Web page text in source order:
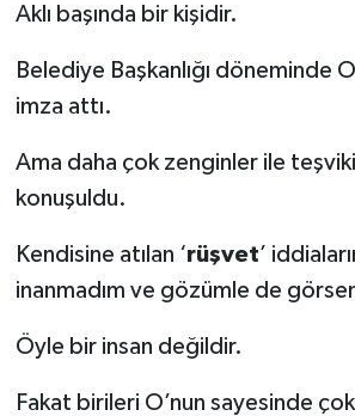
Aklı başında bir kişidir.
Belediye Başkanlığı döneminde
imza attı.
Ama daha çok zenginler ile
konuşuldu.
Kendisine atılan ‘rüşvet’
inanmadım ve gözümle de
Öyle bir insan değildir.
Fakat birileri O’nun sayesinde